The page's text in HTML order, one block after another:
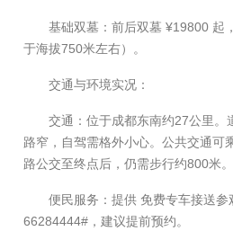
基础双墓：前后双墓 ¥19800 起
于海拔750米左右）。
交通与环境实况：
交通：位于成都东南约27公里。
路窄，自驾需格外小心。公共交通可
路公交至终点后，仍需步行约800米。
便民服务：提供 免费专车接送
66284444# ，建议提前预约。